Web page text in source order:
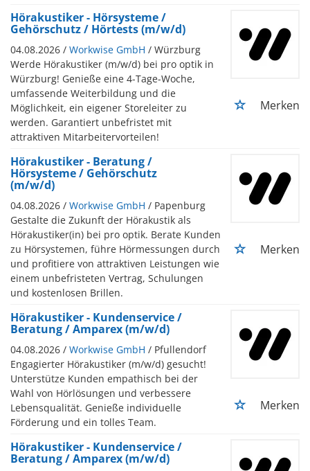
Hörakustiker - Hörsysteme /
Gehörschutz / Hörtests (m/w/d)
04.08.2026 / Workwise GmbH / Würzburg
Werde Hörakustiker (m/w/d) bei pro optik in
Würzburg! Genieße eine 4-Tage-Woche,
umfassende Weiterbildung und die
Möglichkeit, ein eigener Storeleiter zu
werden. Garantiert unbefristet mit
attraktiven Mitarbeitervorteilen!
Merken
Hörakustiker - Beratung /
Hörsysteme / Gehörschutz
(m/w/d)
04.08.2026 / Workwise GmbH / Papenburg
Gestalte die Zukunft der Hörakustik als
Hörakustiker(in) bei pro optik. Berate Kunden
zu Hörsystemen, führe Hörmessungen durch
und profitiere von attraktiven Leistungen wie
einem unbefristeten Vertrag, Schulungen
und kostenlosen Brillen.
Merken
Hörakustiker - Kundenservice /
Beratung / Amparex (m/w/d)
04.08.2026 / Workwise GmbH / Pfullendorf
Engagierter Hörakustiker (m/w/d) gesucht!
Unterstütze Kunden empathisch bei der
Wahl von Hörlösungen und verbessere
Lebensqualität. Genieße individuelle
Förderung und ein tolles Team.
Merken
Hörakustiker - Kundenservice /
Beratung / Amparex (m/w/d)